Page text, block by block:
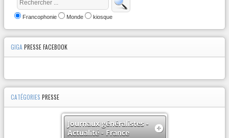
Francophonie Monde kiosque
GIGA PRESSE FACEBOOK
CATÉGORIES PRESSE
Journaux généralistes -
Actualité - France